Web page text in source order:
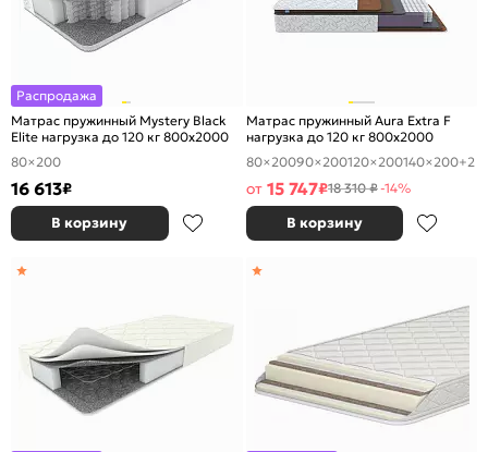
Распродажа
Матрас пружинный Mystery Black
Elite нагрузка до 120 кг 800x2000
80×200
16 613₽
В корзину
Матрас пружинный Aura Extra F
нагрузка до 120 кг 800x2000
80×20090×200120×200140×200+2
от 15 747₽18 310 ₽-14%
В корзину